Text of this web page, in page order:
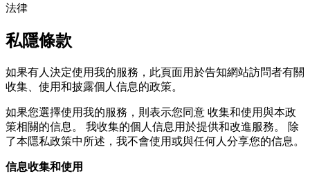
法律
私隱條款
如果有人決定使用我的服務，此頁面用於告知網站訪問者有關
收集、使用和披露個人信息的政策。
如果您選擇使用我的服務，則表示您同意 收集和使用與本政
策相關的信息。 我收集的個人信息用於提供和改進服務。 除
了本隱私政策中所述，我不會使用或與任何人分享您的信息。
信息收集和使用